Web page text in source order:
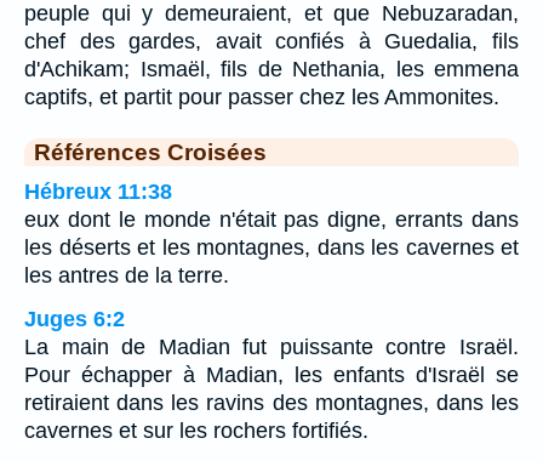
peuple qui y demeuraient, et que Nebuzaradan,
chef des gardes, avait confiés à Guedalia, fils
d'Achikam; Ismaël, fils de Nethania, les emmena
captifs, et partit pour passer chez les Ammonites.
Références Croisées
Hébreux 11:38
eux dont le monde n'était pas digne, errants dans
les déserts et les montagnes, dans les cavernes et
les antres de la terre.
Juges 6:2
La main de Madian fut puissante contre Israël.
Pour échapper à Madian, les enfants d'Israël se
retiraient dans les ravins des montagnes, dans les
cavernes et sur les rochers fortifiés.